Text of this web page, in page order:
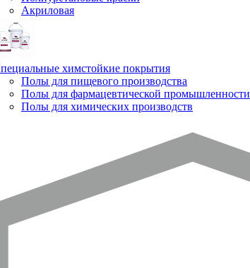
Акриловая
химстойкие покрытия
Полы для пищевого производства
Полы для фармацевтической промышленности
Полы для химических производств